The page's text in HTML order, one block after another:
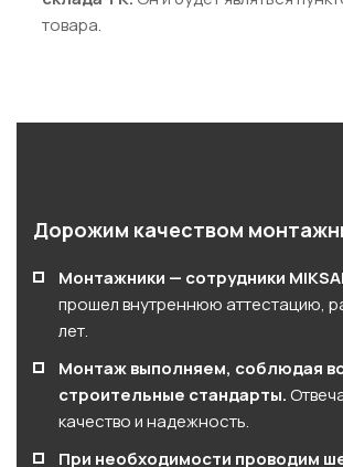
товара.
Дорожим качеством
Монтажники — сотрудники
прошел внутреннюю аттестацию,
лет.
Монтаж выполняем, соблюдая
строительные стандарты.
качество и надежность.
При необходимости проводим